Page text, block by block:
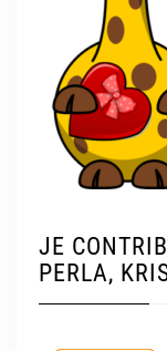
JE
PERLA,